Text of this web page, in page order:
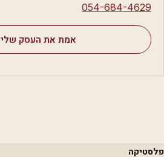
⁦054-684-4629⁩
אמת את העסק שלי
פלסטיקה